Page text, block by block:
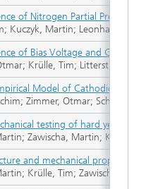
of Nitrogen Partial Pressure
Kuczyk, Martin; Leonhardt,
of Bias Voltage and Gas
Krülle, Tim; Litterst,
Model of Cathodic Arc
Zimmer, Otmar; Schenk,
testing of hard yet
Zawischa, Martin; Krülle,
and mechanical properties
Krülle, Tim; Zawischa,